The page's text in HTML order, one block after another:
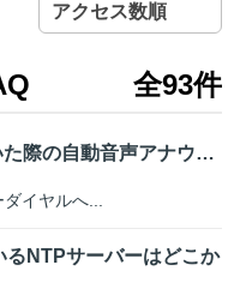
アクセス数順
全93件
【はじめに】お電話いただいた際の自動音声アナウンスについて
イヤルへ...
るNTPサーバーはどこか